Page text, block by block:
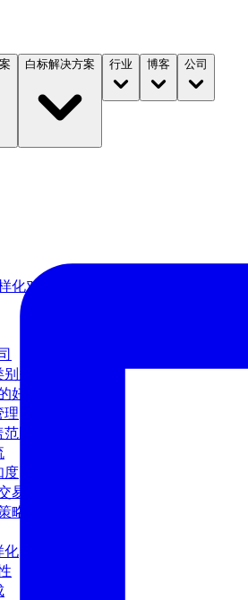
白标解决方案 行业 博客 公司
化对经纪公司很重要？
多样化很重要？
好处
理
围
度
易平台
略 – 步骤解析
化